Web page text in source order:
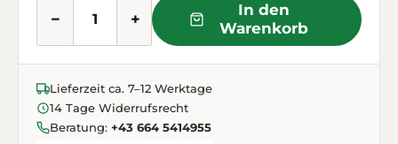
− +
In den
Warenkorb
Lieferzeit ca. 7–12 Werktage
14 Tage Widerrufsrecht
Beratung: +43 664 5414955